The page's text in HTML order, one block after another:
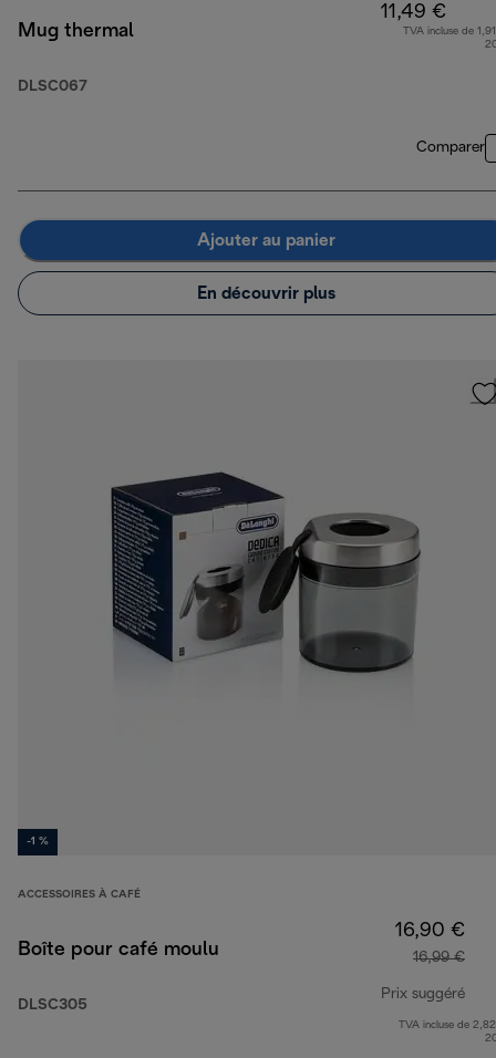
Mug thermal
DLSC067
11,49 €
TVA incluse de
Comparer
Ajouter au panier
En découvrir plus
-1 %
ACCESSOIRES À CAFÉ
Boîte pour café moulu
DLSC305
16,90 €
16,99 €
Prix suggéré
prix
TVA incluse de